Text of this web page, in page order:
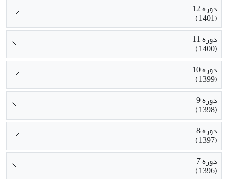
دوره 12
(1401)
دوره 11
(1400)
دوره 10
(1399)
دوره 9
(1398)
دوره 8
(1397)
دوره 7
(1396)